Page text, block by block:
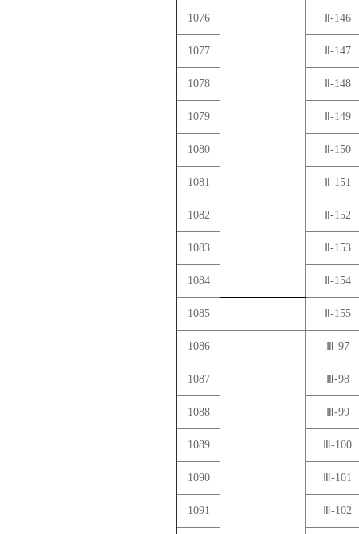
1076 Ⅱ-146
1077 Ⅱ-147
1078 Ⅱ-148
1079 Ⅱ-149
1080 Ⅱ-150
1081 Ⅱ-151
1082 Ⅱ-152
1083 Ⅱ-153
1084 Ⅱ-154
1085 Ⅱ-155
1086 Ⅲ-97
1087 Ⅲ-98
1088 Ⅲ-99
1089 Ⅲ-100
1090 Ⅲ-101
1091 Ⅲ-102